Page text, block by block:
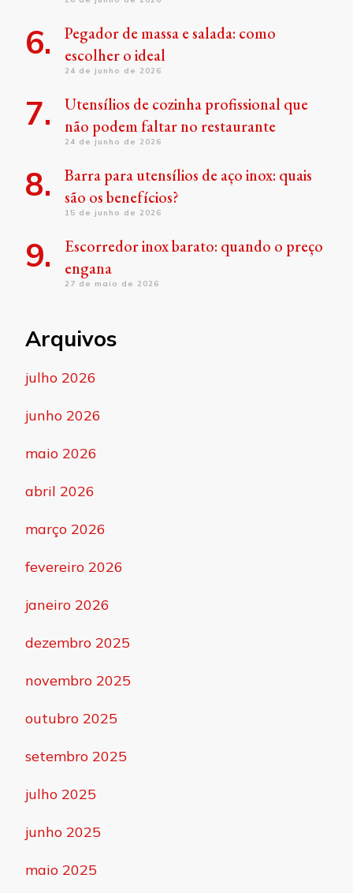
Pegador de massa e salada: como
escolher o ideal
24 de junho de 2026
Utensílios de cozinha profissional que
não podem faltar no restaurante
24 de junho de 2026
Barra para utensílios de aço inox: quais
são os benefícios?
15 de junho de 2026
Escorredor inox barato: quando o preço
engana
27 de maio de 2026
Arquivos
julho 2026
junho 2026
maio 2026
abril 2026
março 2026
fevereiro 2026
janeiro 2026
dezembro 2025
novembro 2025
outubro 2025
setembro 2025
julho 2025
junho 2025
maio 2025